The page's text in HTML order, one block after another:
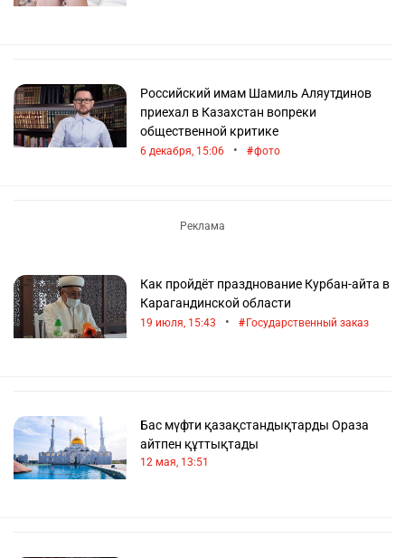
Российский имам Шамиль Аляутдинов
приехал в Казахстан вопреки
общественной критике
6 декабря, 15:06 • фото
Как пройдёт празднование Курбан-айта в
Карагандинской области
19 июля, 15:43 • Государственный заказ
Бас мүфти қазақстандықтарды Ораза
айтпен құттықтады
12 мая, 13:51